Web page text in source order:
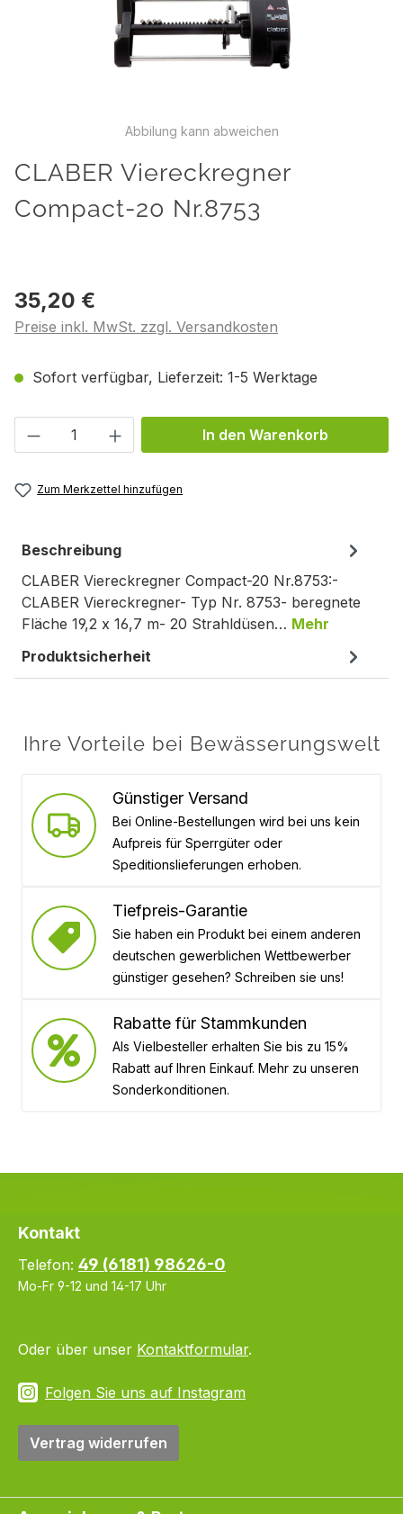
Abbilung kann abweichen
CLABER Viereckregner
Compact-20 Nr.8753
35,20 €
Preise inkl. MwSt. zzgl. Versandkosten
Sofort verfügbar, Lieferzeit: 1-5 Werktage
Produkt Anzahl: Gib den gewünschten
In den Warenkorb
Zum Merkzettel hinzufügen
Beschreibung
CLABER Viereckregner Compact-20 Nr.8753:-
CLABER Viereckregner- Typ Nr. 8753- beregnete
Fläche 19,2 x 16,7 m- 20 Strahldüsen… Mehr
Produktsicherheit
Ihre Vorteile bei Bewässerungswelt
Günstiger Versand
Bei Online-Bestellungen wird bei uns kein
Aufpreis für Sperrgüter oder
Speditionslieferungen erhoben.
Tiefpreis-Garantie
Sie haben ein Produkt bei einem anderen
deutschen gewerblichen Wettbewerber
günstiger gesehen? Schreiben sie uns!
Rabatte für Stammkunden
Als Vielbesteller erhalten Sie bis zu 15%
Rabatt auf Ihren Einkauf. Mehr zu unseren
Sonderkonditionen.
Kontakt
Telefon: 49 (6181) 98626-0
Mo-Fr 9-12 und 14-17 Uhr
Oder über unser Kontaktformular.
Folgen Sie uns auf Instagram
Vertrag widerrufen